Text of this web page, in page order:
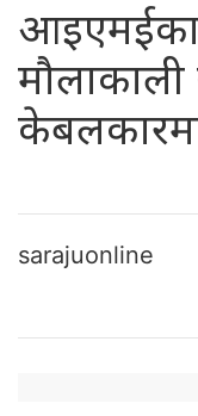
आइएमईका
मौलाकाली
sarajuonline